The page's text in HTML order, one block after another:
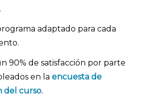
tu encuesta
NPS
recursos humanos
satisfacción de cliente
adaptado para cada
90% de satisfacción por parte
en la encuesta de
del curso.